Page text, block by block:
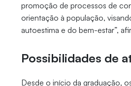
promoção de processos de
orientação à população,
autoestima e do bem-estar”,
Possibilidades de
Desde o início da graduação,